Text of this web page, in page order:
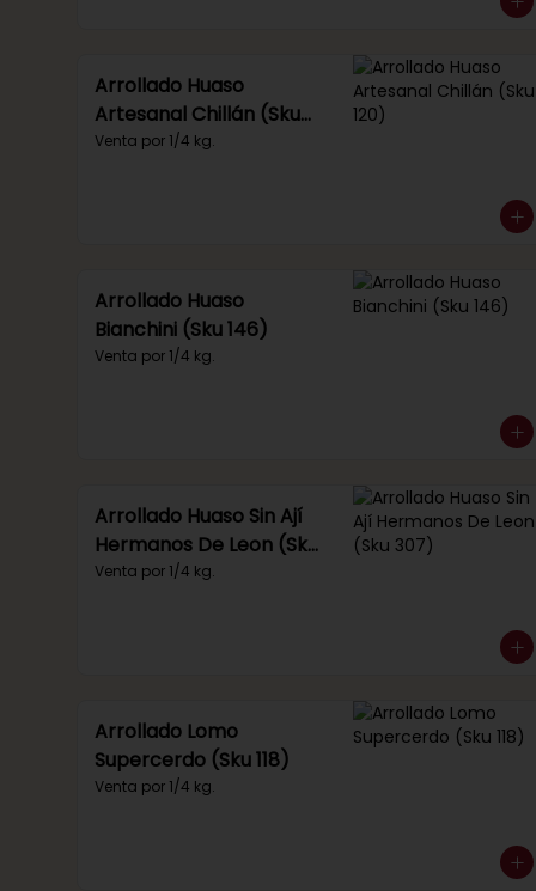
Arrollado Huaso
Artesanal Chillán (Sku
120)
Venta por 1/4 kg.
Arrollado Huaso
Bianchini (Sku 146)
Venta por 1/4 kg.
Arrollado Huaso Sin Ají
Hermanos De Leon (Sku
307)
Venta por 1/4 kg.
Arrollado Lomo
Supercerdo (Sku 118)
Venta por 1/4 kg.